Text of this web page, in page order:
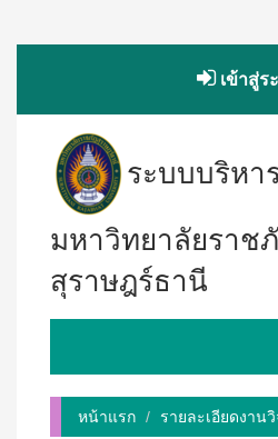
เข้าสู่ร
ระบบบริหา
มหาวิทยาลัยราช
สุราษฎร์ธานี
หน้าแรก รายละเอียดงาน